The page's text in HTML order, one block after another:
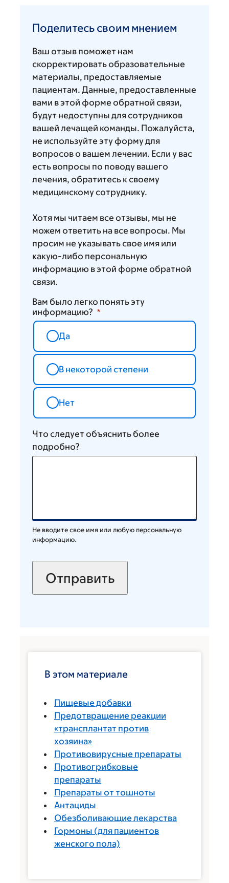
своим
Поделитесь своим мнением
Ваш отзыв поможет нам
скорректировать образовательные
материалы, предоставляемые
пациентам. Данные, предоставленные
вами в этой форме обратной связи,
будут недоступны для сотрудников
вашей лечащей команды. Пожалуйста,
не используйте эту форму для
вопросов о вашем лечении. Если у вас
есть вопросы по поводу вашего
лечения, обратитесь к своему
медицинскому сотруднику.
Хотя мы читаем все отзывы, мы не
можем ответить на все вопросы. Мы
просим не указывать свое имя или
какую-либо персональную
информацию в этой форме обратной
связи.
Вам было легко понять эту
информацию?
Да
В некоторой степени
Нет
Что следует объяснить более
подробно?
Не вводите свое имя или любую персональную
информацию.
В этом материале
Пищевые добавки
Предотвращение реакции
«трансплантат против
хозяина»
Противовирусные препараты
Противогрибковые
препараты
Препараты от тошноты
Антациды
Обезболивающие лекарства
Гормоны (для пациентов
женского пола)